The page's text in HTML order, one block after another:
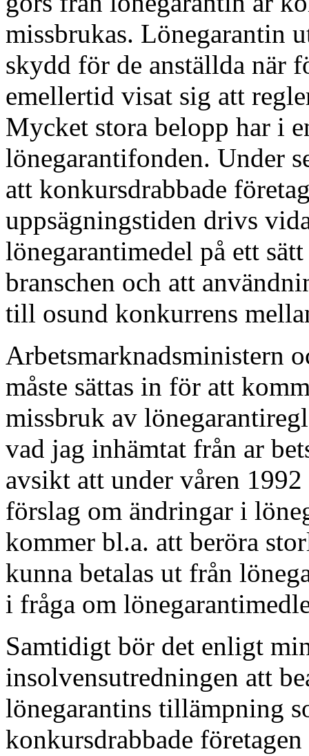
missbrukas. Lönegarantin
skydd för de anställda när
emellertid visat sig att
Mycket stora belopp har i
lönegarantifonden. Under
att konkursdrabbade
uppsägningstiden drivs
lönegarantimedel på ett
branschen och att
till osund konkurrens
Arbetsmarknadsministern
måste sättas in för att
missbruk av
vad jag inhämtat från ar
avsikt att under våren
förslag om ändringar i
kommer bl.a. att beröra
kunna betalas ut från
i fråga om
Samtidigt bör det enligt
insolvensutredningen att
lönegarantins tillämpning
konkursdrabbade